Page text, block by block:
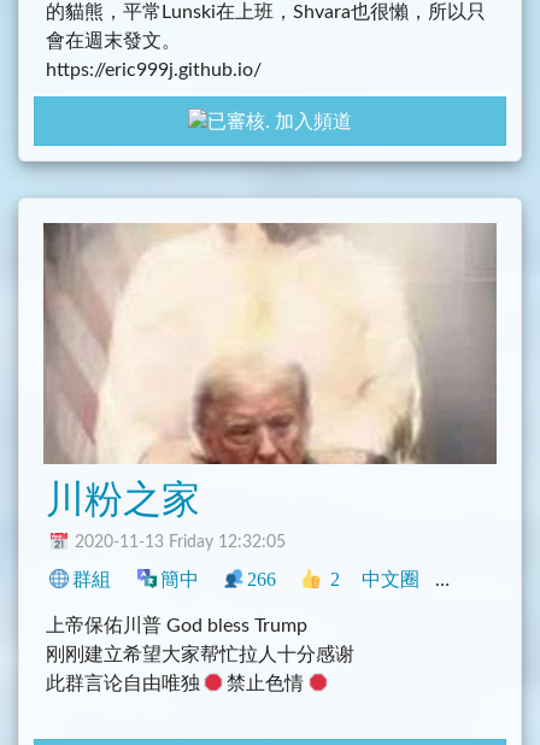
的貓熊，平常Lunski在上班，Shvara也很懶，所以只
會在週末發文。
https://eric999j.github.io/
不過平時Shvara會跟大家交流，基本是紀錄Lunski生
活的點滴，歡迎來跟我們玩。加入頻道
川粉之家
2020-11-13 Friday 12:32:05
群組 簡中 266 2 中文圈 政治
上帝保佑川普 God bless Trump
刚刚建立希望大家帮忙拉人十分感谢
此群言论自由唯独
禁止色情